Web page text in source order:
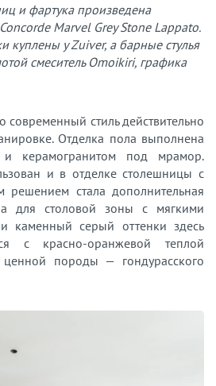
и фартука произведена
Marvel Grey Stone Lappato.
куплены у Zuiver, а барные стулья
смеситель Omoikiri, графика
стиль действительно
Отделка пола выполнена
керамогранитом под мрамор.
и в отделке столешницы с
решением стала дополнительная
для столовой зоны с мягкими
каменный серый оттенки здесь
с красно-оранжевой теплой
ценной породы — гондурасского